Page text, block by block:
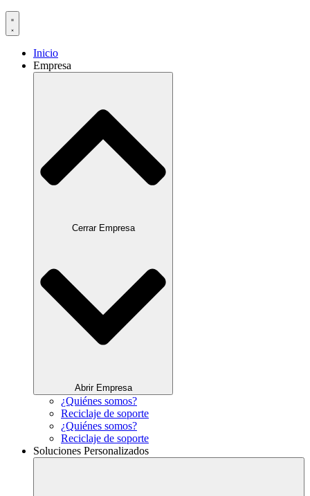
Inicio
Empresa
Cerrar Empresa
Abrir Empresa
¿Quiénes somos?
Reciclaje de soporte
¿Quiénes somos?
Reciclaje de soporte
Soluciones Personalizados